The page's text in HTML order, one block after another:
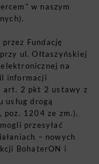
w naszym
Fundację
ul. Ołtaszyńskiej
na
informacji
art. 2 pkt 2 ustawy z
drogą
1204 ze zm.).
przesyłać
– nowych
BohaterON i